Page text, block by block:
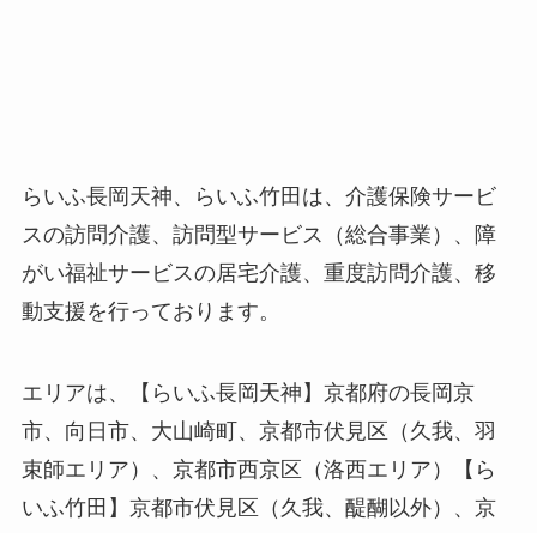
らいふ長岡天神、らいふ竹田は、介護保険サービ
スの訪問介護、訪問型サービス（総合事業）​、障
がい福祉サービスの居宅介護、重度訪問介護、移
動支援を行っております。
エリアは​、【らいふ長岡天神】京都府の長岡京
市、向日市、大山崎町、京都市伏見区（久我、羽
束師エリア）、京都市西京区（洛西エリア）【ら
いふ竹田】京都市伏見区（久我、醍醐以外）、京